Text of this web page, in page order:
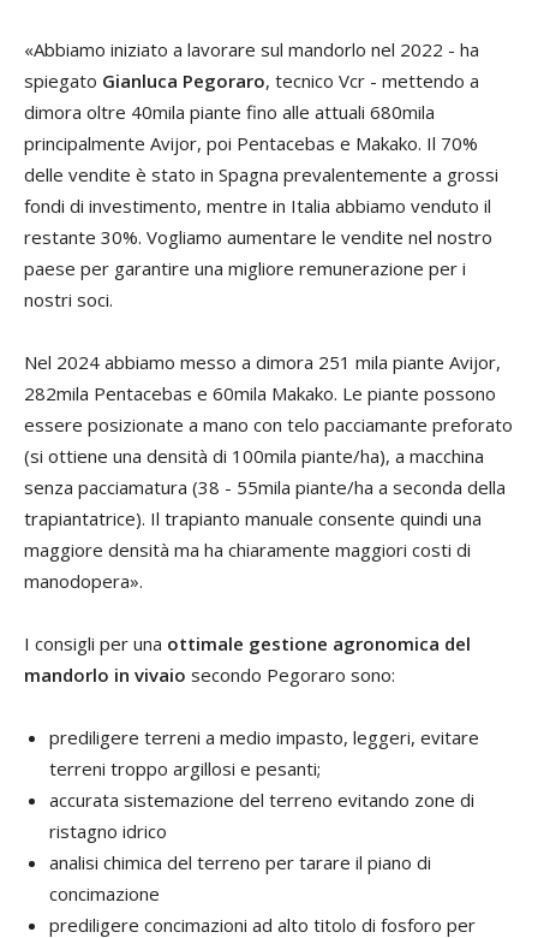
«Abbiamo iniziato a lavorare sul mandorlo nel 2022 - ha
spiegato Gianluca Pegoraro, tecnico Vcr - mettendo a
dimora oltre 40mila piante fino alle attuali 680mila
principalmente Avijor, poi Pentacebas e Makako. Il 70%
delle vendite è stato in Spagna prevalentemente a grossi
fondi di investimento, mentre in Italia abbiamo venduto il
restante 30%. Vogliamo aumentare le vendite nel nostro
paese per garantire una migliore remunerazione per i
nostri soci.
Nel 2024 abbiamo messo a dimora 251 mila piante Avijor,
282mila Pentacebas e 60mila Makako. Le piante possono
essere posizionate a mano con telo pacciamante preforato
(si ottiene una densità di 100mila piante/ha), a macchina
senza pacciamatura (38 - 55mila piante/ha a seconda della
trapiantatrice). Il trapianto manuale consente quindi una
maggiore densità ma ha chiaramente maggiori costi di
manodopera».
I consigli per una ottimale gestione agronomica del
mandorlo in vivaio secondo Pegoraro sono:
prediligere terreni a medio impasto, leggeri, evitare
terreni troppo argillosi e pesanti;
accurata sistemazione del terreno evitando zone di
ristagno idrico
analisi chimica del terreno per tarare il piano di
concimazione
prediligere concimazioni ad alto titolo di fosforo per